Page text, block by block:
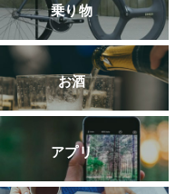
乗り物
お酒
アプリ